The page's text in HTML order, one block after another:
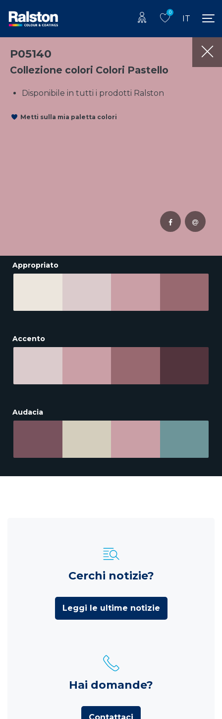
0
IT
P05140
Collezione colori Colori Pastello
Disponibile in tutti i prodotti Ralston
Metti sulla mia paletta colori
Appropriato
Accento
Audacia
Cerchi notizie?
Leggi le ultime notizie
Hai domande?
Contattaci